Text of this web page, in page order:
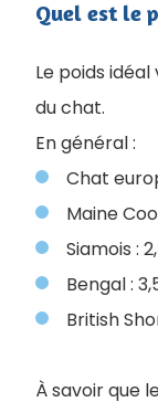
Quel est le
Le poids
du chat.
En général :
Chat
Maine
Siamois :
Bengal :
British
À savoir que